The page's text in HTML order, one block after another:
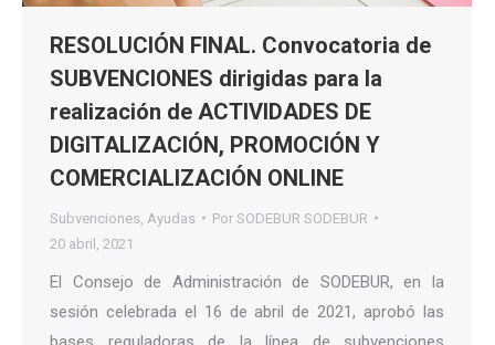
RESOLUCIÓN FINAL. Convocatoria de
SUBVENCIONES dirigidas para la
realización de ACTIVIDADES DE
DIGITALIZACIÓN, PROMOCIÓN Y
COMERCIALIZACIÓN ONLINE
Subvenciones Ayudas Por SODEBUR SODEBUR
20 abril, 2021
El Consejo de Administración de SODEBUR, en la
sesión celebrada el 16 de abril de 2021, aprobó las